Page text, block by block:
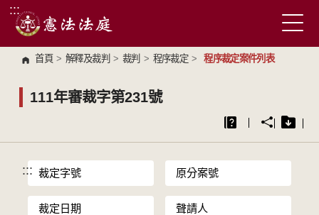
跳到主要內容區塊
:::
首頁 > 解釋及裁判 > 裁判 > 程序裁定 > 程序裁定案件列表
111年審裁字第231號
::: 裁定字號 原分案號
裁定日期 聲請人